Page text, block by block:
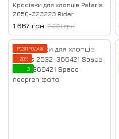
Кросівки для хлопців Palaris
2650-323223 Rider
1 667 грн 2 381 грн
РОЗПРОДАЖ
−20%
3